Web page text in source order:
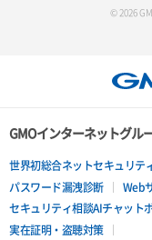
© 2026
GMOインターネットグル
世界初総合ネットセキュリテ
パスワード漏洩診断
Web
セキュリティ相談AIチャット
実在証明・盗聴対策